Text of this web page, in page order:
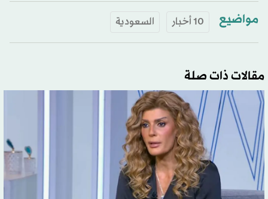
مواضيع 10 أخبار السعودية
مقالات ذات صلة